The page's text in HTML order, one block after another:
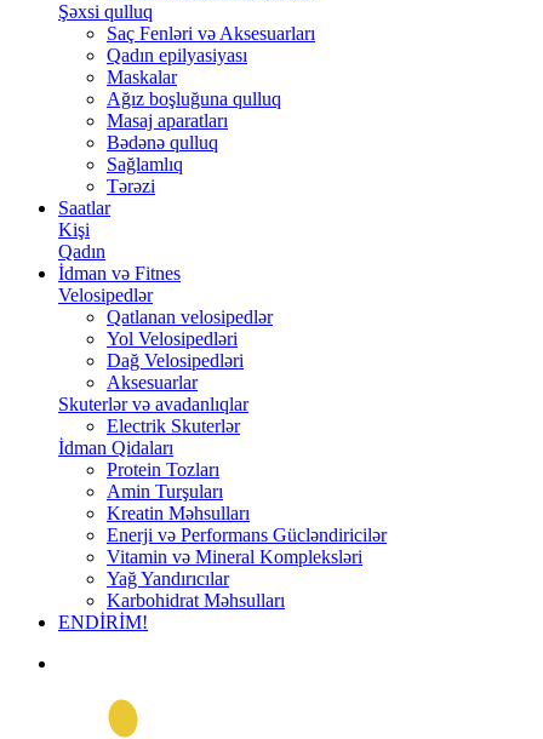
Şəxsi qulluq
Saç Fenləri və Aksesuarları
Qadın epilyasiyası
Maskalar
Ağız boşluğuna qulluq
Masaj aparatları
Bədənə qulluq
Sağlamlıq
Tərəzi
Saatlar
Kişi
Qadın
İdman və Fitnes
Velosipedlər
Qatlanan velosipedlər
Yol Velosipedləri
Dağ Velosipedləri
Aksesuarlar
Skuterlər və avadanlıqlar
Electrik Skuterlər
İdman Qidaları
Protein Tozları
Amin Turşuları
Kreatin Məhsulları
Enerji və Performans Gücləndiricilər
Vitamin və Mineral Kompleksləri
Yağ Yandırıcılar
Karbohidrat Məhsulları
ENDİRİM!